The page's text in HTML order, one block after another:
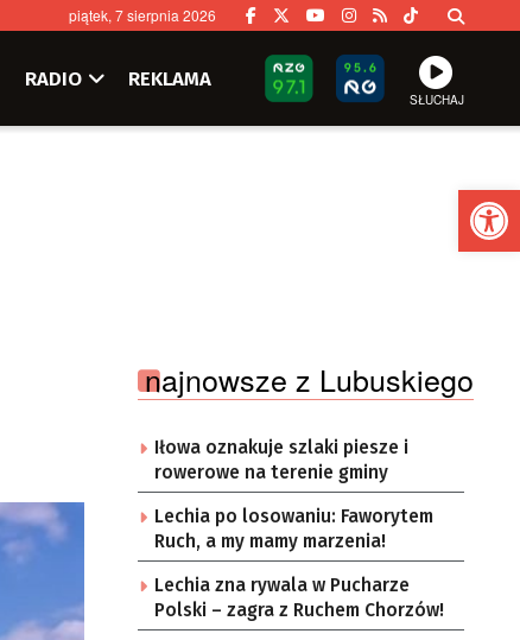
piątek, 7 sierpnia 2026
RADIO REKLAMA
SŁUCHAJ
najnowsze z Lubuskiego
Iłowa oznakuje szlaki piesze i
rowerowe na terenie gminy
Lechia po losowaniu: Faworytem
Ruch, a my mamy marzenia!
Lechia zna rywala w Pucharze
Polski – zagra z Ruchem Chorzów!